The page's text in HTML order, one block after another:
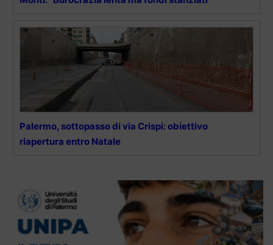
Palermo, sottopasso di via Crispi: obiettivo
riapertura entro Natale